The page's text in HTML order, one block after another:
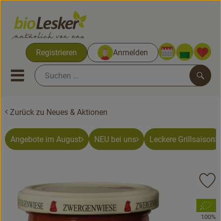
Registrieren Anmelden
Mobiles Menu öffnen oder
Biokisten
Kochkisten
Biokisten
Obst & Gemüse
Zurück zu Neues & Aktionen
Angebote im August NEU bei uns Leckere Grillsaison
, Verband:
100%